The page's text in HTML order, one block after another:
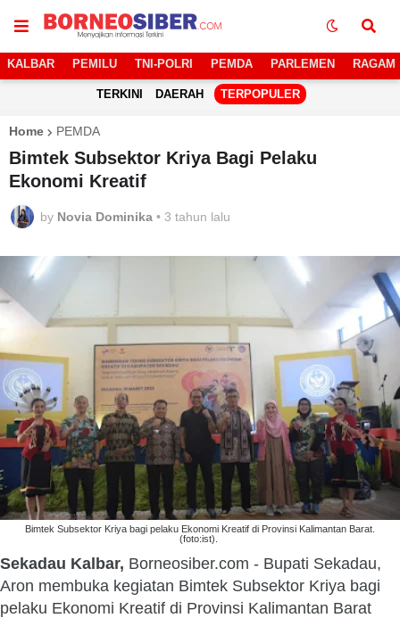
KALBAR PEMILU TNI-POLRI PEMDA PARLEMEN RAGAM
TERKINI DAERAH TERPOPULER
Home PEMDA
Bimtek Subsektor Kriya Bagi Pelaku
Ekonomi Kreatif
by Novia Dominika • 3 tahun lalu
Bimtek Subsektor Kriya bagi pelaku Ekonomi Kreatif di Provinsi Kalimantan Barat.
(foto:ist).
Sekadau Kalbar, Borneosiber.com - Bupati Sekadau,
Aron membuka kegiatan Bimtek Subsektor Kriya bagi
pelaku Ekonomi Kreatif di Provinsi Kalimantan Barat